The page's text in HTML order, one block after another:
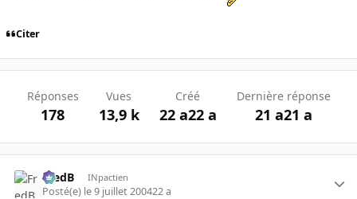
Citer
Réponses
178
Vues
13,9 k
Créé
22 a22 a
Dernière réponse
21 a21 a
FredB INpactien
Posté(e) le 9 juillet 200422 a